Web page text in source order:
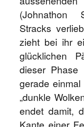
(Johnathon
Stracks
zieht bei ihr
glücklichen
dieser Phase
gerade
„dunkle
endet damit,